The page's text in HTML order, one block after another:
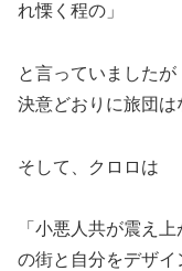
れ慄く程の」
と言っていました
決意どおりに旅団は
そして、クロロは
「小悪人共が震え
の街と自分をデザイ